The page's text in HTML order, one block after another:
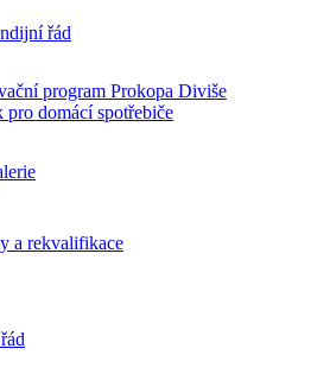
řád
program Prokopa Diviše
pro domácí spotřebiče
a rekvalifikace